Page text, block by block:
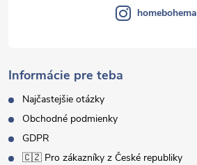
Informácie pre teba
Najčastejšie otázky
Obchodné podmienky
GDPR
🇨🇿 Pro zákazníky z České republiky
homebohema